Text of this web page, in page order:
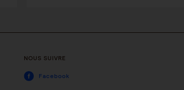
NOUS SUIVRE
Facebook